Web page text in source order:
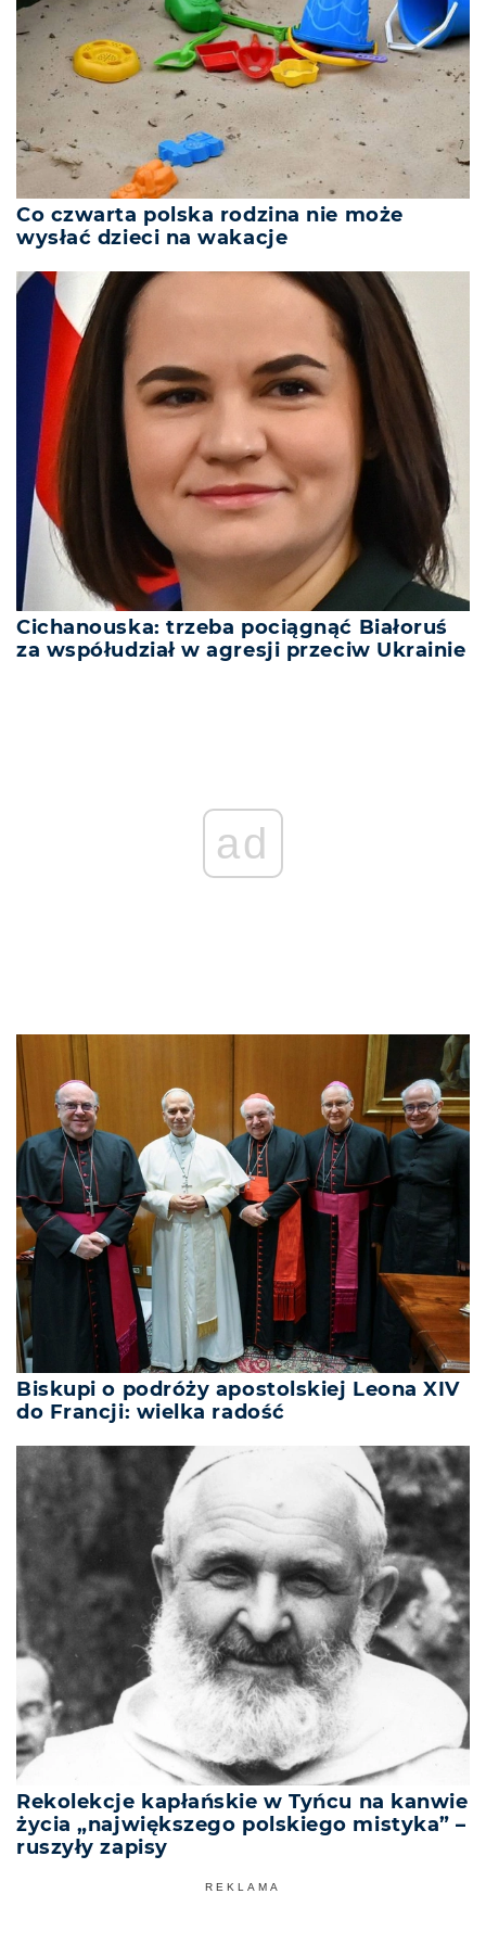
Co czwarta polska rodzina nie może
wysłać dzieci na wakacje
Cichanouska: trzeba pociągnąć Białoruś
za współudział w agresji przeciw Ukrainie
ad
Biskupi o podróży apostolskiej Leona XIV
do Francji: wielka radość
Rekolekcje kapłańskie w Tyńcu na kanwie
życia „największego polskiego mistyka” –
ruszyły zapisy
REKLAMA